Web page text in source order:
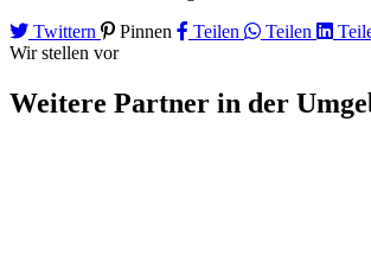
Twittern
Pinnen Teilen Teilen
Wir stellen vor
Weitere Partner in der